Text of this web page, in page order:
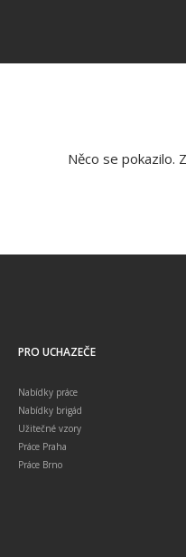
Něco se pokazilo.
PRO UCHAZEČE
Nabídky práce
Nabídky brigád
Užitečné vzory
Práce Praha
Práce Brno